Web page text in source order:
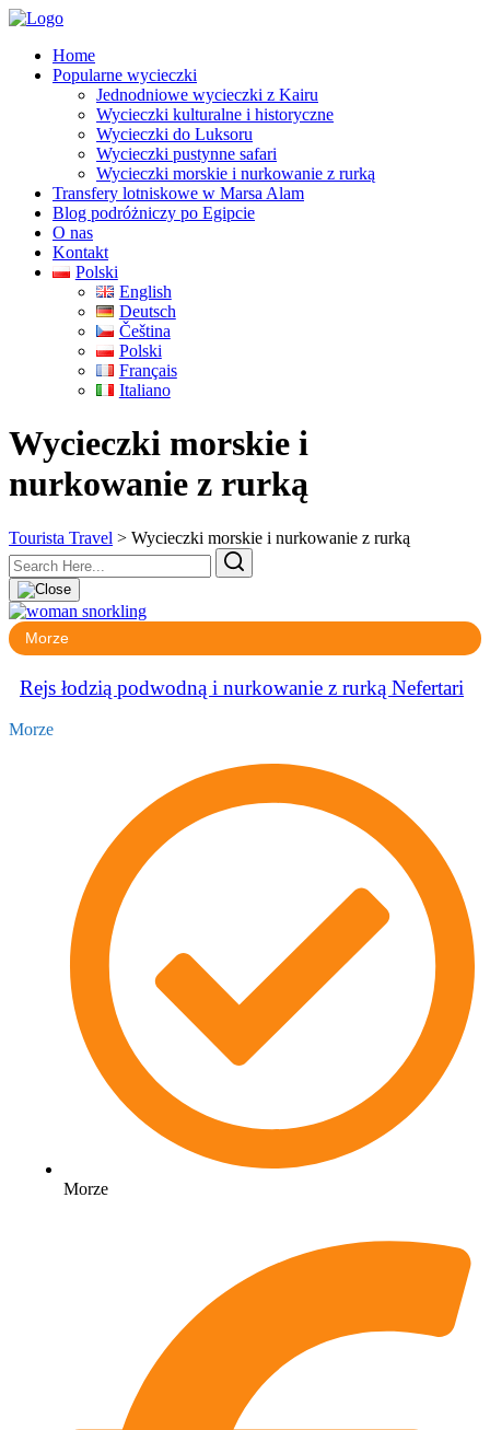
Home
Popularne wycieczki
Jednodniowe wycieczki z Kairu
Wycieczki kulturalne i historyczne
Wycieczki do Luksoru
Wycieczki pustynne safari
Wycieczki morskie i nurkowanie z rurką
Transfery lotniskowe w Marsa Alam
Blog podróżniczy po Egipcie
O nas
Kontakt
Polski
English
Deutsch
Čeština
Polski
Français
Italiano
Wycieczki morskie i
nurkowanie z rurką
Tourista Travel > Wycieczki morskie i nurkowanie z rurką
Morze
Rejs łodzią podwodną i nurkowanie z rurką Nefertari
Morze
Morze